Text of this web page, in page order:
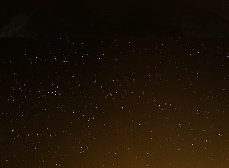
décisions a désormais des effets politiques
plus convaincre qu’elles sont simplement des
Dans ce contexte, les partis populistes de
les banques centrales, tandis que les
indépendance. L’auteur juge que cette
Remettre les banques centrales sous le
de gouvernements autoritaires, constitue
actuel est arrivé à ses limites et qu’une
monétaires sera nécessaire. Selon lui, sans